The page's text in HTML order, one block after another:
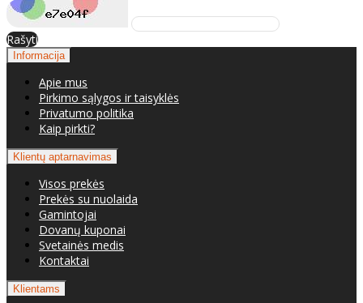
Rašyti
Informacija
Apie mus
Pirkimo sąlygos ir taisyklės
Privatumo politika
Kaip pirkti?
Klientų aptarnavimas
Visos prekės
Prekės su nuolaida
Gamintojai
Dovanų kuponai
Svetainės medis
Kontaktai
Klientams